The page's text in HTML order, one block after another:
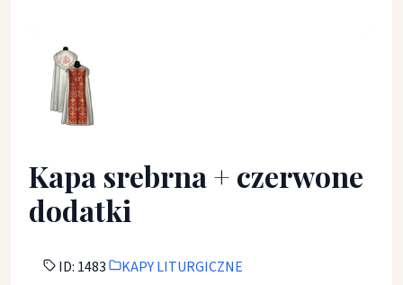
Kapa srebrna + czerwone dodatki - KAPY LITURGICZNE -
Kapa srebrna + czerwone
dodatki
ID: 1483 KAPY LITURGICZNE